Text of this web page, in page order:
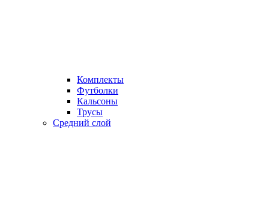
Комплекты
Футболки
Кальсоны
Трусы
Средний слой